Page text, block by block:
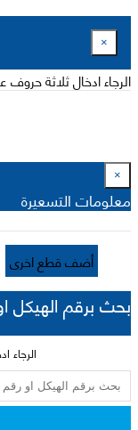
×
الرجاء ادخال ثلاثة حروف
×
معلومات التسعيرة
أضف قطع اخرى
بحث برقم الهيكل
الرجاء